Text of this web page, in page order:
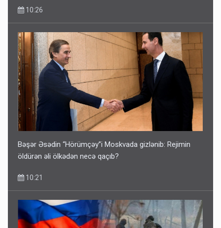
10:26
Bəşər Əsədin “Hörümçəy”i Moskvada gizlənib: Rejimin
öldürən əli ölkədən necə qaçıb?
10:21